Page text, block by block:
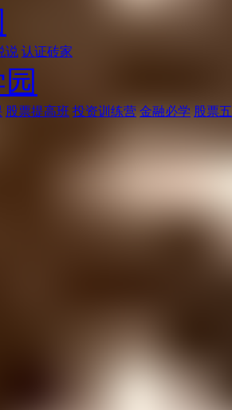
说 认证砖家
股票提高班 投资训练营 金融必学 股票